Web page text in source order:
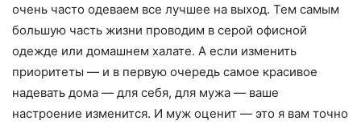
очень часто одеваем все лучшее на выход. Тем самым
большую часть жизни проводим в серой офисной
одежде или домашнем халате. А если изменить
приоритеты — и в первую очередь самое красивое
надевать дома — для себя, для мужа — ваше
настроение изменится. И муж оценит — это я вам точно